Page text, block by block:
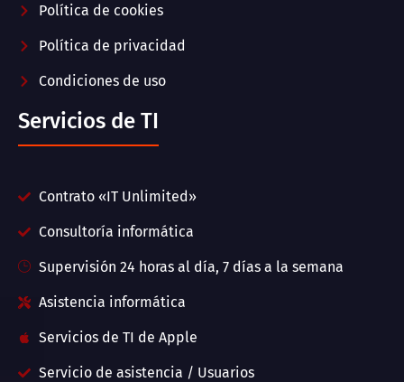
Política de cookies
Política de privacidad
Condiciones de uso
Servicios de TI
Contrato «IT Unlimited»
Consultoría informática
Supervisión 24 horas al día, 7 días a la semana
Asistencia informática
Servicios de TI de Apple
Servicio de asistencia / Usuarios